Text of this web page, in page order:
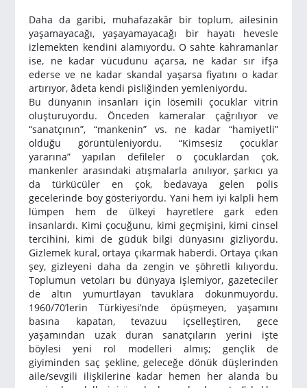
Daha da garibi, muhafazakâr bir toplum, ailesinin
yaşamayacağı, yaşayamayacağı bir hayatı hevesle
izlemekten kendini alamıyordu. O sahte kahramanlar
ise, ne kadar vücudunu açarsa, ne kadar sır ifşa
ederse ve ne kadar skandal yaşarsa fiyatını o kadar
artırıyor, âdeta kendi pisliğinden yemleniyordu.
Bu dünyanın insanları için lösemili çocuklar vitrin
oluşturuyordu. Önceden kameralar çağrılıyor ve
“sanatçının”, “mankenin” vs. ne kadar “hamiyetli”
olduğu görüntüleniyordu. “Kimsesiz çocuklar
yararına” yapılan defileler o çocuklardan çok,
mankenler arasındaki atışmalarla anılıyor, şarkıcı ya
da türkücüler en çok, bedavaya gelen polis
gecelerinde boy gösteriyordu. Yani hem iyi kalpli hem
lümpen hem de ülkeyi hayretlere gark eden
insanlardı. Kimi çocuğunu, kimi geçmişini, kimi cinsel
tercihini, kimi de güdük bilgi dünyasını gizliyordu.
Gizlemek kural, ortaya çıkarmak haberdi. Ortaya çıkan
şey, gizleyeni daha da zengin ve şöhretli kılıyordu.
Toplumun vetoları bu dünyaya işlemiyor, gazeteciler
de altın yumurtlayan tavuklara dokunmuyordu.
1960/70’lerin Türkiyesi’nde öpüşmeyen, yaşamını
basına kapatan, tevazuu içselleştiren, gece
yaşamından uzak duran sanatçıların yerini işte
böylesi yeni rol modelleri almış; gençlik de
giyiminden saç şekline, geleceğe dönük düşlerinden
aile/sevgili ilişkilerine kadar hemen her alanda bu